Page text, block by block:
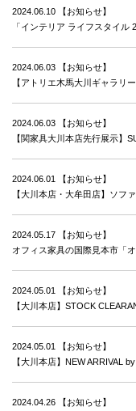
2024.06.10
【お知らせ】
「インテリア ライフスタイル
2024.06.03
【お知らせ】
【アトリエ木馬大川ギャラリ
2024.06.03
【お知らせ】
【関家具大川本店先行展示】
2024.06.01
【お知らせ】
【大川本店・大牟田店】ソフ
2024.05.17
【お知らせ】
オフィス家具の国際見本市「
2024.05.01
【お知らせ】
【大川本店】STOCK
2024.05.01
【お知らせ】
【大川本店】NEW ARRIVAL
2024.04.26
【お知らせ】